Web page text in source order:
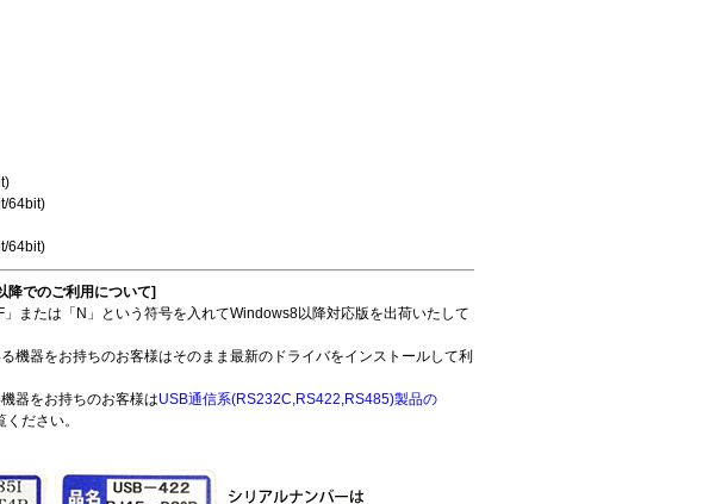
64bit)
64bit)
降でのご利用について]
または「N」という符号を入れてWindows8以降対応版を出荷いたして
機器をお持ちのお客様はそのまま最新のドライバをインストールして利
器をお持ちのお客様はUSB通信系(RS232C,RS422,RS485)製品の
ください。